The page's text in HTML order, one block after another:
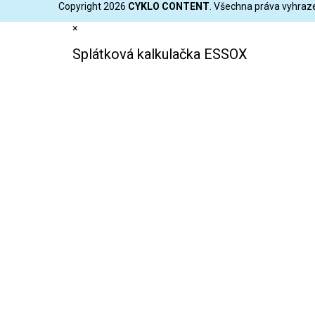
Copyright 2026 CYKLO CONTENT . Všechna práva
×
Splátková kalkulačka ESSOX